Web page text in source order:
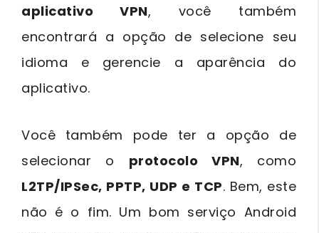
aplicativo VPN, você também
encontrará a opção de selecione seu
idioma e gerencie a aparência do
aplicativo.
Você também pode ter a opção de
selecionar o protocolo VPN, como
L2TP/IPSec, PPTP, UDP e TCP. Bem, este
não é o fim. Um bom serviço Android